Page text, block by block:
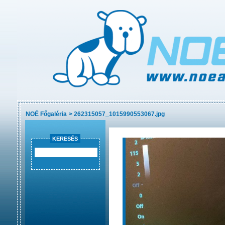
NOÉ Főgaléria >262315057_1015990553067.jpg
KERESÉS